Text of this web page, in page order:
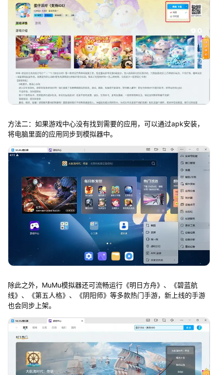
方法二：如果游戏中心没有找到需要的应用，可以通过apk安装，
将电脑里面的应用同步到模拟器中。
除此之外，MuMu模拟器还可流畅运行《明日方舟》、《碧蓝航
线》、《第五人格》、《阴阳师》等多款热门手游，新上线的手游
也会同步上架。